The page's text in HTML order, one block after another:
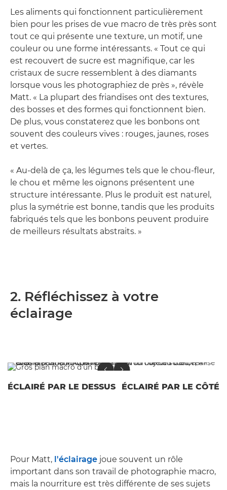
Les aliments qui fonctionnent particulièrement
bien pour les prises de vue macro de très près sont
tout ce qui présente une texture, un motif, une
couleur ou une forme intéressants. « Tout ce qui
est recouvert de sucre est magnifique, car les
cristaux de sucre ressemblent à des diamants
lorsque vous les photographiez de près », révèle
Matt. « La plupart des friandises ont des textures,
des bosses et des formes qui fonctionnent bien.
De plus, vous constaterez que les bonbons ont
souvent des couleurs vives : rouges, jaunes, roses
et vertes.
« Au-delà de ça, les légumes tels que le chou-fleur,
le chou et même les oignons présentent une
structure intéressante. Plus le produit est naturel,
plus la symétrie est bonne, tandis que les produits
fabriqués tels que les bonbons peuvent produire
de meilleurs résultats abstraits. »
2. Réfléchissez à votre
éclairage
ÉCLAIRÉ PAR LE DESSUS ÉCLAIRÉ PAR LE CÔTÉ
Pour Matt, l'éclairage joue souvent un rôle
important dans son travail de photographie macro,
mais la nourriture est très différente de ses sujets